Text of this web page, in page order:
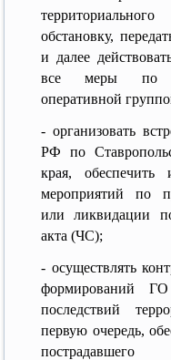
обстановку,
и далее
все меры по
оперативной
- организовать
РФ по
края,
мероприятий по
или ликвидации
акта (ЧС);
- осуществлять
формирований
последствий
первую очередь,
пострадавшего